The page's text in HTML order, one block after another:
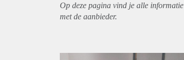
Op deze pagina vind je alle
met de aanbieder.